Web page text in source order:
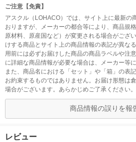
ご注意【免責】
アスクル（LOHACO）では、サイト上に最新の
おりますが、メーカーの都合等により、商品規
原材料、原産国など）が変更される場合がござ
けする商品とサイト上の商品情報の表記が異な
用前には必ずお届けした商品の商品ラベルや注
に詳細な商品情報が必要な場合は、メーカー等
また、商品名における「セット」や「箱」の表
お約束するものではありません。お届け形態は
場合がございます。あらかじめご了承ください。
商品情報の誤りを報
レビュー